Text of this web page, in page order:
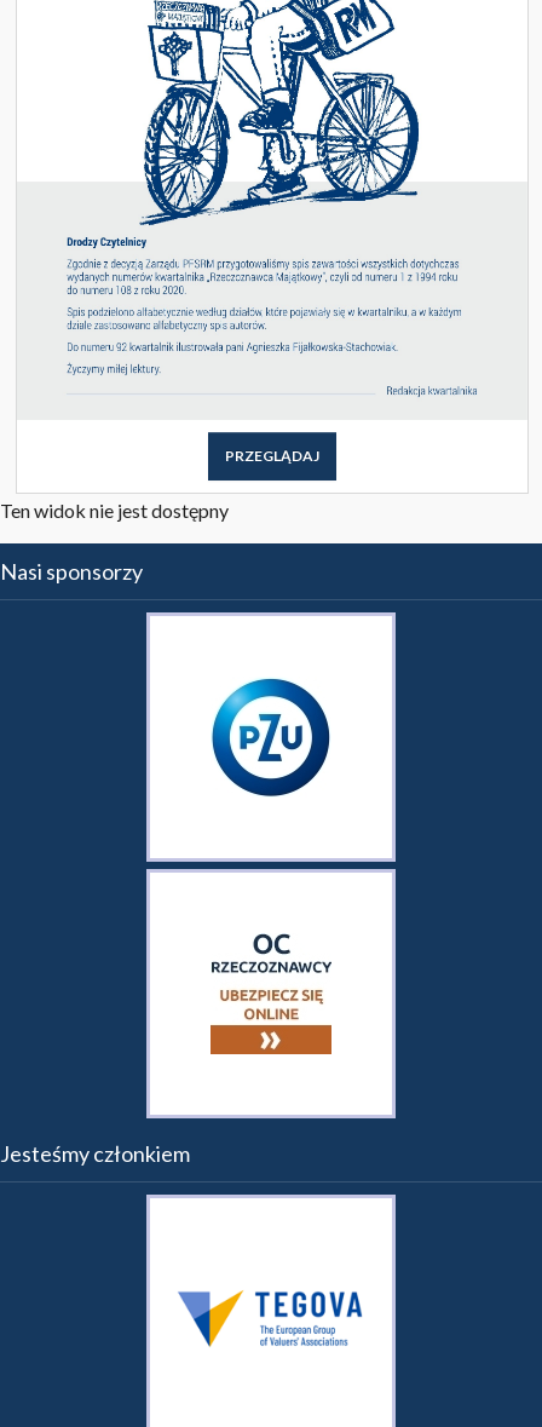
PRZEGLĄDAJ
Ten widok nie jest dostępny
Nasi sponsorzy
Jesteśmy członkiem